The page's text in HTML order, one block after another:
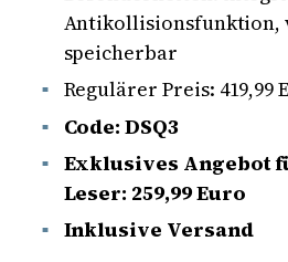
Antikollisionsfunktion,
speicherbar
Regulärer Preis: 419,99
Code: DSQ3
Exklusives Angebot
Leser: 259,99 Euro
Inklusive Versand